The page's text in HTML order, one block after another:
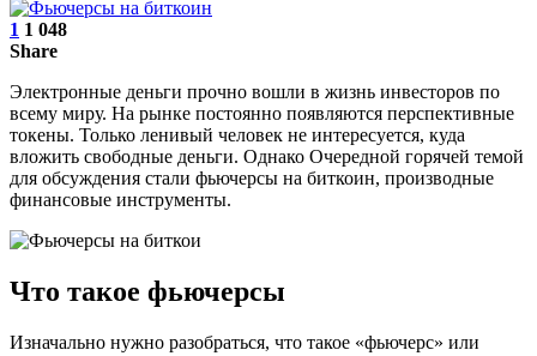
1 1 048
Share
Электронные деньги прочно вошли в жизнь инвесторов по
всему миру. На рынке постоянно появляются перспективные
токены. Только ленивый человек не интересуется, куда
вложить свободные деньги. Однако Очередной горячей темой
для обсуждения стали фьючерсы на биткоин, производные
финансовые инструменты.
Что такое фьючерсы
Изначально нужно разобраться, что такое «фьючерс» или